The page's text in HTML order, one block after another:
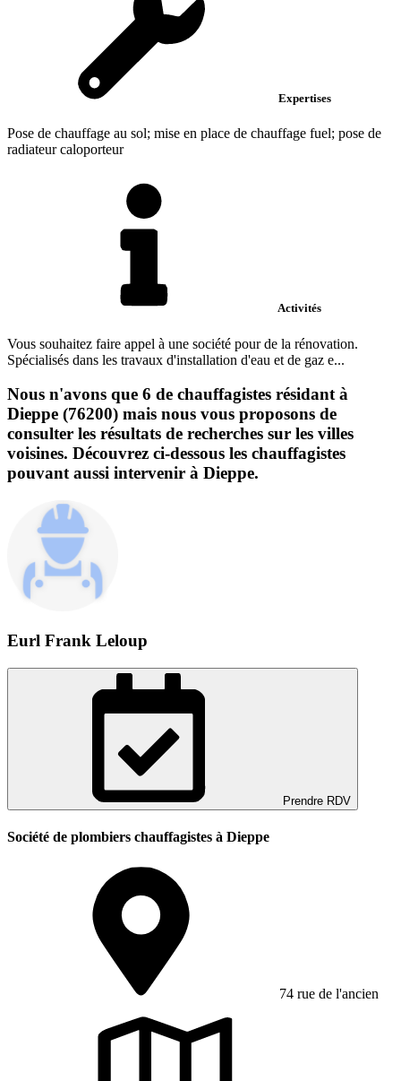
Expertises
Pose de chauffage au sol; mise en place de chauffage fuel; pose de
radiateur caloporteur
Activités
Vous souhaitez faire appel à une société pour de la rénovation.
Spécialisés dans les travaux d'installation d'eau et de gaz e...
Nous n'avons que 6 de chauffagistes résidant à
Dieppe (76200) mais nous vous proposons de
consulter les résultats de recherches sur les villes
voisines. Découvrez ci-dessous les chauffagistes
pouvant aussi intervenir à Dieppe.
Eurl Frank Leloup
Prendre RDV
Société de plombiers chauffagistes à Dieppe
74 rue de l'ancien